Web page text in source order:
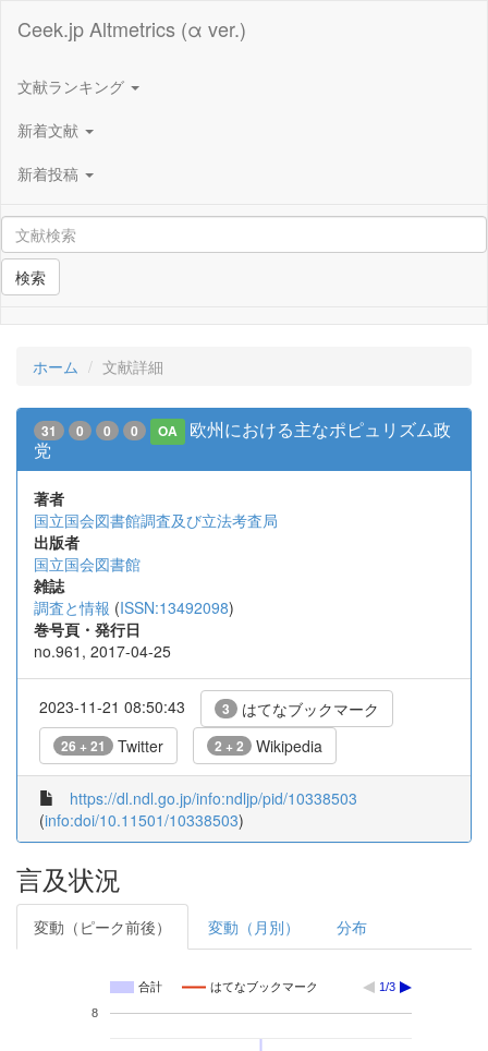
Ceek.jp Altmetrics (α ver.)
文献ランキング
新着文献
新着投稿
検索
ホーム 文献詳細
31 0 0 0 OA
欧州における主なポピュリズム政
党
著者
国立国会図書館調査及び立法考査局
出版者
国立国会図書館
雑誌
調査と情報 (ISSN:13492098)
巻号頁・発行日
no.961, 2017-04-25
2023-11-21 08:50:43 3 はてなブックマーク
26 + 21 Twitter 2 + 2 Wikipedia
https://dl.ndl.go.jp/info:ndljp/pid/10338503
(info:doi/10.11501/10338503)
言及状況
変動（ピーク前後） 変動（月別） 分布
合計 はてなブックマーク 1/3
8